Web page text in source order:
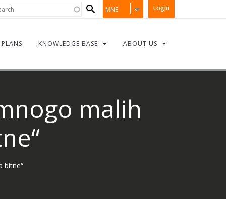
Login
MNE
form
PLANS KNOWLEDGE BASE ABOUT US
malih
bitne“